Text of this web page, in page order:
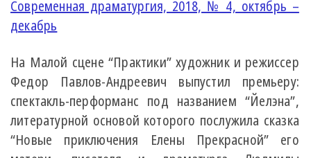
Современная драматургия, 2018, № 4, октябрь –
декабрь
На Малой сцене “Практики” художник и режиссер
Федор Павлов-Андреевич выпустил премьеру:
спектакль-перформанс под названием “Йелэна”,
литературной основой которого послужила сказка
“Новые приключения Елены Прекрасной” его